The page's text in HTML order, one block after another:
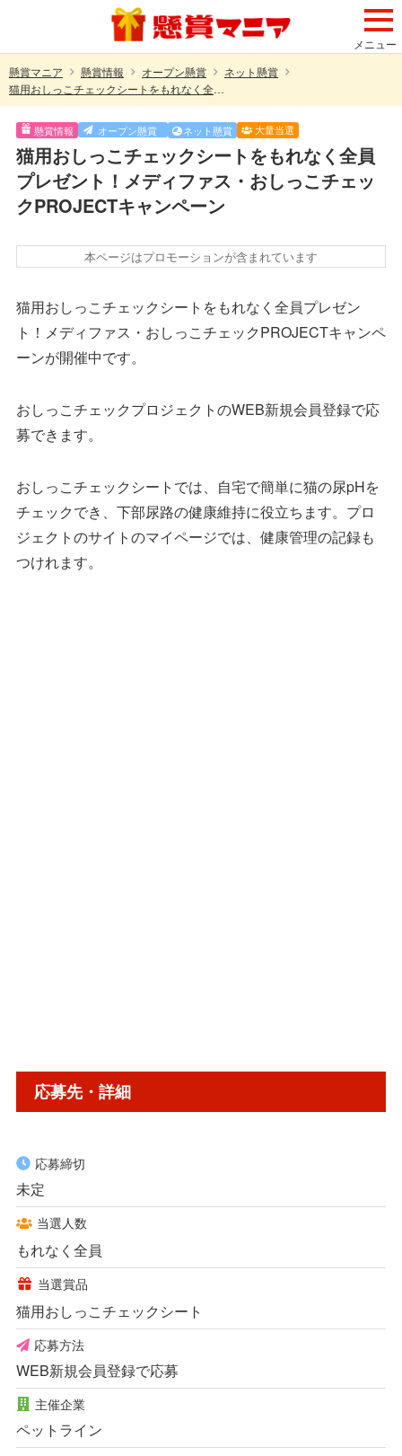
メニュー
懸賞マニア
懸賞情報 オープン懸賞
ネット懸賞
猫用おしっこチェックシートをもれなく全員プレゼント！メディファス・おしっこチェックPROJECTキャンペーン
懸賞情報 オープン懸賞 ネット懸賞 大量当選
猫用おしっこチェックシートをもれなく全員
プレゼント！メディファス・おしっこチェッ
クPROJECTキャンペーン
本ページはプロモーションが含まれています
猫用おしっこチェックシートをもれなく全員プレゼン
ト！メディファス・おしっこチェックPROJECTキャンペ
ーンが開催中です。
おしっこチェックプロジェクトのWEB新規会員登録で応
募できます。
おしっこチェックシートでは、自宅で簡単に猫の尿pHを
チェックでき、下部尿路の健康維持に役立ちます。プロ
ジェクトのサイトのマイページでは、健康管理の記録も
つけれます。
応募先・詳細
応募締切
未定
当選人数
もれなく全員
当選賞品
猫用おしっこチェックシート
応募方法
WEB新規会員登録で応募
主催企業
ペットライン